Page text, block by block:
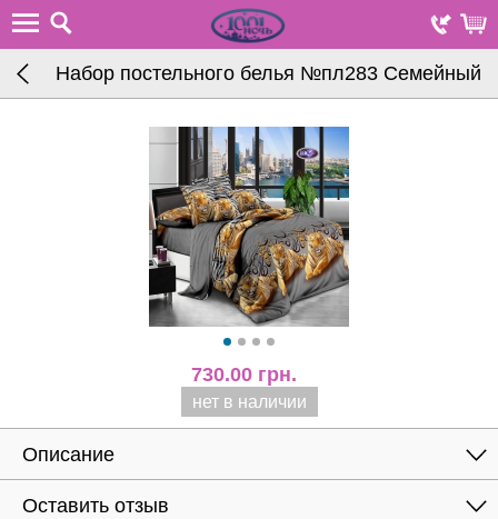
Набор постельного белья №пл283 Семейный
730.00 грн.
нет в наличии
Описание
Оставить отзыв